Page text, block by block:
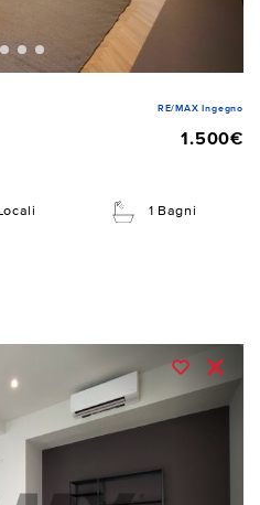
RE/MAX Ingegno
1.500€
1 Bagni